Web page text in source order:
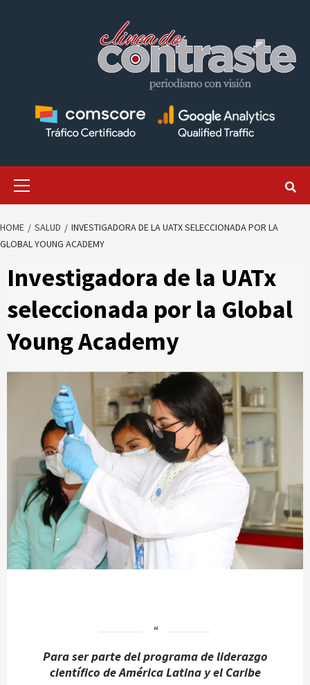
HOME SALUD
INVESTIGADORA DE LA UATX SELECCIONADA POR LA
GLOBAL YOUNG ACADEMY
Investigadora de la UATx
seleccionada por la Global
Young Academy
Para ser parte del programa de liderazgo
científico de América Latina y el Caribe